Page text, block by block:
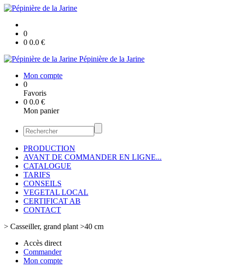
0
0 0.0 €
Pépinière de la Jarine
Mon compte
0
Favoris
0 0.0 €
Mon panier
PRODUCTION
AVANT DE COMMANDER EN LIGNE...
CATALOGUE
TARIFS
CONSEILS
VEGETAL LOCAL
CERTIFICAT AB
CONTACT
> Casseiller, grand plant >40 cm
Accès direct
Commander
Mon compte